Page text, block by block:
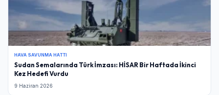
HAVA SAVUNMA HATTI
Sudan Semalarında Türk İmzası: HİSAR Bir Haftada İkinci
Kez Hedefi Vurdu
9 Haziran 2026